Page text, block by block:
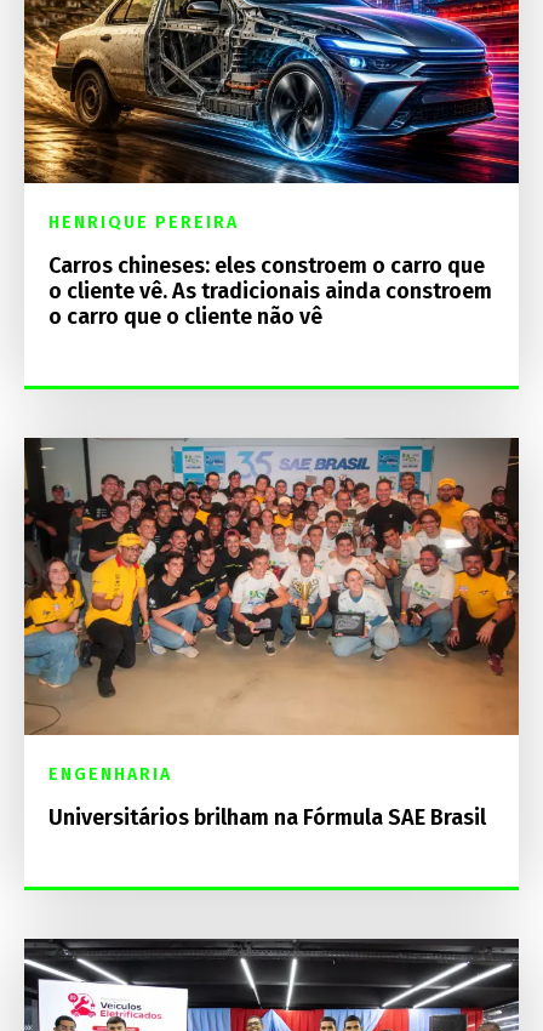
HENRIQUE PEREIRA
Carros chineses: eles constroem o carro que
o cliente vê. As tradicionais ainda constroem
o carro que o cliente não vê
ENGENHARIA
Universitários brilham na Fórmula SAE Brasil